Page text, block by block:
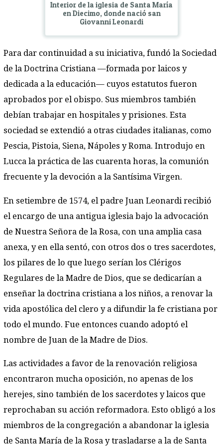
Interior de la iglesia de Santa María
en Diecimo, donde nació san
Giovanni Leonardi
Para dar continuidad a su iniciativa, fundó la Sociedad
de la Doctrina Cristiana —formada por laicos y
dedicada a la educación— cuyos estatutos fueron
aprobados por el obispo. Sus miembros también
debían trabajar en hospitales y prisiones. Esta
sociedad se extendió a otras ciudades italianas, como
Pescia, Pistoia, Siena, Nápoles y Roma. Introdujo en
Lucca la práctica de las cuarenta horas, la comunión
frecuente y la devoción a la Santísima Virgen.
En setiembre de 1574, el padre Juan Leonardi recibió
el encargo de una antigua iglesia bajo la advocación
de Nuestra Señora de la Rosa, con una amplia casa
anexa, y en ella sentó, con otros dos o tres sacerdotes,
los pilares de lo que luego serían los Clérigos
Regulares de la Madre de Dios, que se dedicarían a
enseñar la doctrina cristiana a los niños, a renovar la
vida apostólica del clero y a difundir la fe cristiana por
todo el mundo. Fue entonces cuando adoptó el
nombre de Juan de la Madre de Dios.
Las actividades a favor de la renovación religiosa
encontraron mucha oposición, no apenas de los
herejes, sino también de los sacerdotes y laicos que
reprochaban su acción reformadora. Esto obligó a los
miembros de la congregación a abandonar la iglesia
de Santa María de la Rosa y trasladarse a la de Santa